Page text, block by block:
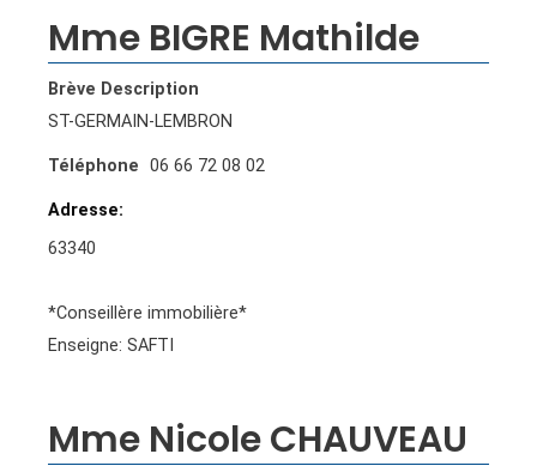
Mme BIGRE Mathilde
Brève Description
ST-GERMAIN-LEMBRON
Téléphone 06 66 72 08 02
63340
*Conseillère immobilière*
Enseigne: SAFTI
Mme Nicole CHAUVEAU